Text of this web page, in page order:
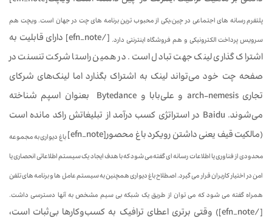
پلتفرم رسانه های اجتماعی در چین،یکی از محبوب ترین برنامه های چت در جهان است. ویچت هم
سرویس پرداخت الکترونیکی و هم فروشگاه اینترنتی دارد.
[/efn_note] دارای قابلیت به
اشتراک گذاری لینک جهت تبادل است. در همین راستا شرکت تنسنت در
صفحه چت خود می‌تواند لینک به اشتراک بگذارد اما لینک‌های شرکای
تجاری arch-nemesis و علی‌بابا و Bytedance بعنوان اسپم شناخته
می‌شوند. Baidu در استراتژی کسب درآمد از تبلیغاتش راکد مانده است
(مالکیت قیف یعنی داشتن رویکرد باغ محصور[efn_note]
باغ دیواری به مجموعه
محدودی از فناوری یا اطلاعات رسانه ای گفته می شود که با هدف ایجاد یک سیستم اطلاعاتی انحصاری یا
امن در اختیار کاربران قرار می گیرد. اصطلاح باغ دیواری همچنین به سیستم عامل ها و برنامه های تلفن
همراه گفته می شود که می توان از طریق یک شبکه بی سیم مشخص به آنها دسترسی داشت.
[/efn_note]) وقتی برتری اعطای ترافیک به کسب‌وکارها بی‌ثبات است،